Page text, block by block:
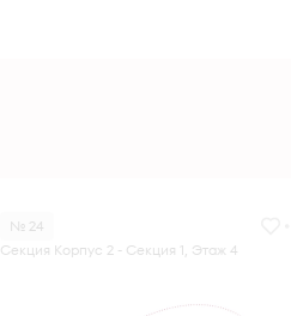
№ 24
Секция Корпус 2 - Секция 1, Этаж 4